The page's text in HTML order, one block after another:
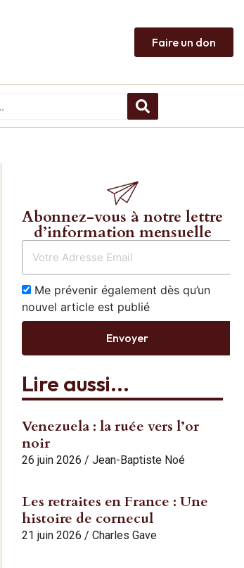
Faire un don
Abonnez-vous à notre lettre
d’information mensuelle
Me prévenir également dès qu’un
nouvel article est publié
Envoyer
Lire aussi...
Venezuela : la ruée vers l’or
noir
26 juin 2026 / Jean-Baptiste Noé
Les retraites en France : Une
histoire de cornecul
21 juin 2026 / Charles Gave